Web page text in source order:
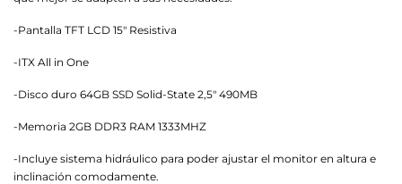
-Pantalla TFT LCD 15" Resistiva
-ITX All in One
-Disco duro 64GB SSD Solid-State 2,5" 490MB
-Memoria 2GB DDR3 RAM 1333MHZ
-Incluye sistema hidráulico para poder ajustar el monitor en altura e
inclinación comodamente.